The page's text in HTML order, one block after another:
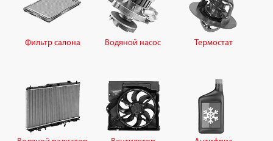
Фильтр салона Водяной насос Термостат